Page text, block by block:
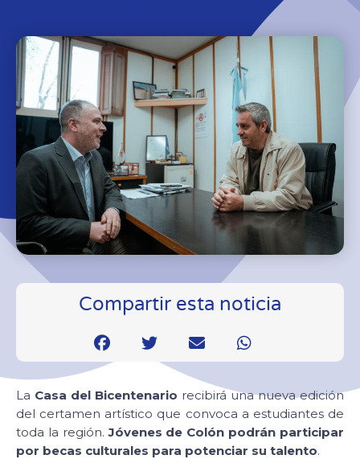
Compartir esta noticia
La Casa del Bicentenario recibirá una nueva edición
del certamen artístico que convoca a estudiantes de
toda la región.Jóvenes de Colón podrán participar
por becas culturales para potenciar su talento.